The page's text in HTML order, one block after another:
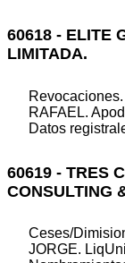
60618 - ELITE
LIMITADA.
RAFAEL.
Datos
60619 - TRES
CONSULTING
Ceses/
JORGE.